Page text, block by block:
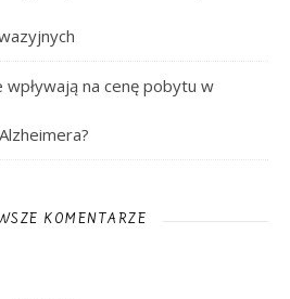
wpływają na cenę pobytu w
KOMENTARZE